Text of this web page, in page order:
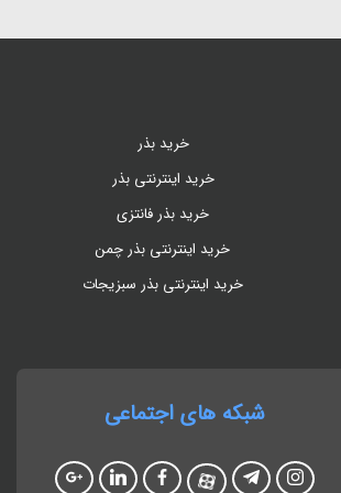
خرید بذر
خرید اینترنتی بذر
خرید بذر فانتزی
خرید اینترنتی بذر چمن
خرید اینترنتی بذر سبزیجات
شبکه های اجتماعی